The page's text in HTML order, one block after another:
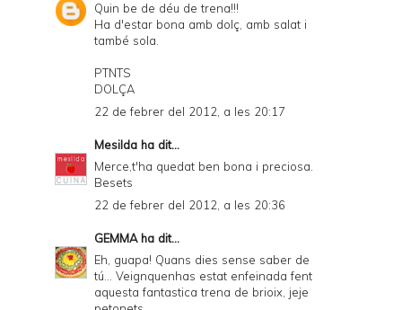
Quin be de déu de trena!!!
Ha d'estar bona amb dolç, amb salat i
també sola.
PTNTS
DOLÇA
22 de febrer del 2012, a les 20:17
Mesilda ha dit...
Merce,t'ha quedat ben bona i preciosa.
Besets
22 de febrer del 2012, a les 20:36
GEMMAha dit...
Eh, guapa! Quans dies sense saber de
tú... Veignquenhas estat enfeinada fent
aquesta fantastica trena de brioix, jeje